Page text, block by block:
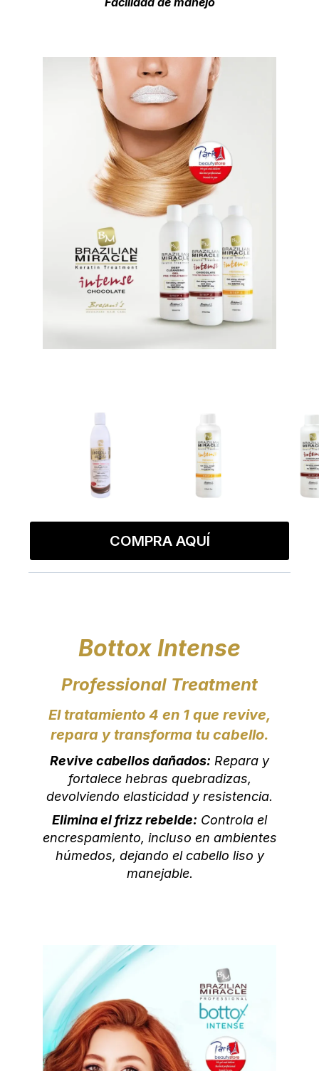
COMPRA AQUÍ
Bottox Intense
Professional Treatment
El tratamiento 4 en 1 que revive,
repara y transforma tu cabello.
Revive cabellos dañados: Repara y
fortalece hebras quebradizas,
devolviendo elasticidad y resistencia.
Elimina el frizz rebelde: Controla el
encrespamiento, incluso en ambientes
húmedos, dejando el cabello liso y
manejable.